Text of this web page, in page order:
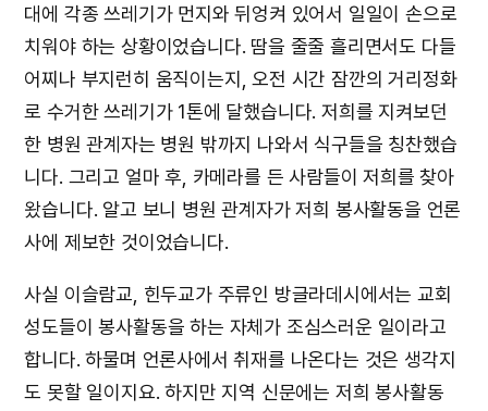
대에 각종 쓰레기가 먼지와 뒤엉켜 있어서 일일이 손으로
치워야 하는 상황이었습니다. 땀을 줄줄 흘리면서도 다들
어찌나 부지런히 움직이는지, 오전 시간 잠깐의 거리정화
로 수거한 쓰레기가 1톤에 달했습니다. 저희를 지켜보던
한 병원 관계자는 병원 밖까지 나와서 식구들을 칭찬했습
니다. 그리고 얼마 후, 카메라를 든 사람들이 저희를 찾아
왔습니다. 알고 보니 병원 관계자가 저희 봉사활동을 언론
사에 제보한 것이었습니다.
사실 이슬람교, 힌두교가 주류인 방글라데시에서는 교회
성도들이 봉사활동을 하는 자체가 조심스러운 일이라고
합니다. 하물며 언론사에서 취재를 나온다는 것은 생각지
도 못할 일이지요. 하지만 지역 신문에는 저희 봉사활동